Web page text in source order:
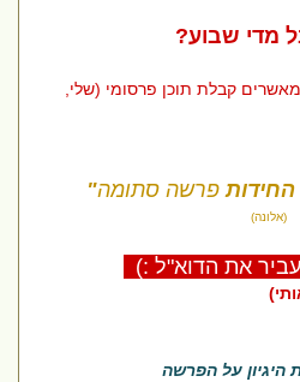
שבוע?
קבלת תוכן פרסומי (שלי,
פרשה סתומה"
(אלונה)
את הדוא"ל :)
על הפרשה